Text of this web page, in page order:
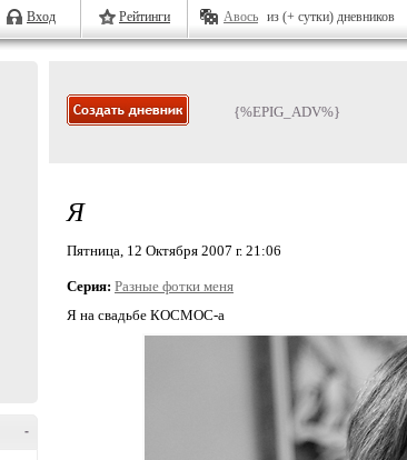
Вход Рейтинги Авось из (+ сутки) дневников
-
{%EPIG_ADV%}
Я
Пятница, 12 Октября 2007 г. 21:06
Серия: Разные фотки меня
Я на свадьбе КОСМОС-а